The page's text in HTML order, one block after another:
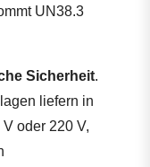
UN38.3
Sicherheit.
liefern in
oder 220 V,